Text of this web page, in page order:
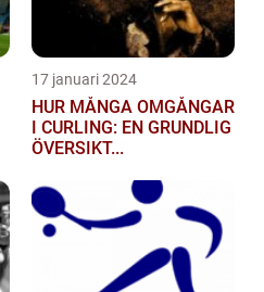
17 januari 2024
HUR MÅNGA OMGÅNGAR
I CURLING: EN GRUNDLIG
ÖVERSIKT...